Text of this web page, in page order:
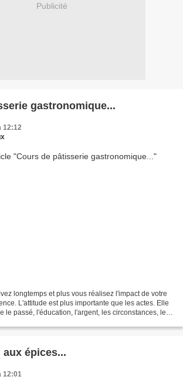
Publicité
gastronomique...
12:12
longtemps et plus vous réalisez l'impact de votre
L'attitude est plus importante que les actes. Elle
le passé, l'éducation, l'argent, les circonstances, les
épices...
12:01